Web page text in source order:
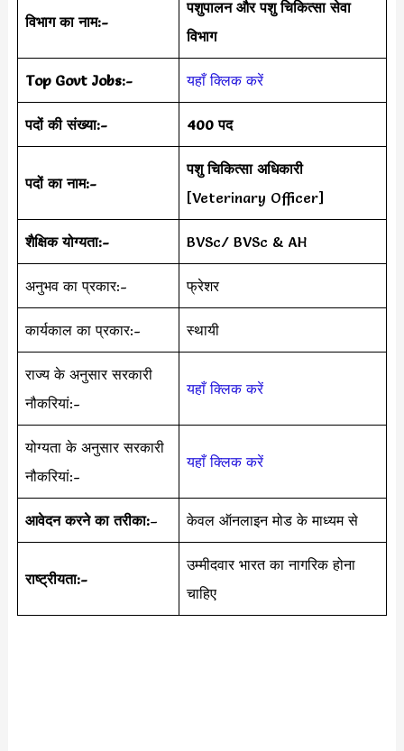
विभाग का नाम:-
पशुपालन और पशु चिकित्सा सेवा
विभाग
Top Govt Jobs:- यहाँ क्लिक करें
पदों की संख्या:- 400 पद
पदों का नाम:-
पशु चिकित्सा अधिकारी
[Veterinary Officer]
शैक्षिक योग्यता:- BVSc/ BVSc & AH
अनुभव का प्रकार:- फ्रेशर
कार्यकाल का प्रकार:- स्थायी
राज्य के अनुसार सरकारी
नौकरियां:-
यहाँ क्लिक करें
योग्यता के अनुसार सरकारी
नौकरियां:-
यहाँ क्लिक करें
आवेदन करने का तरीका:– केवल ऑनलाइन मोड के माध्यम से
राष्ट्रीयता:-
उम्मीदवार भारत का नागरिक होना
चाहिए